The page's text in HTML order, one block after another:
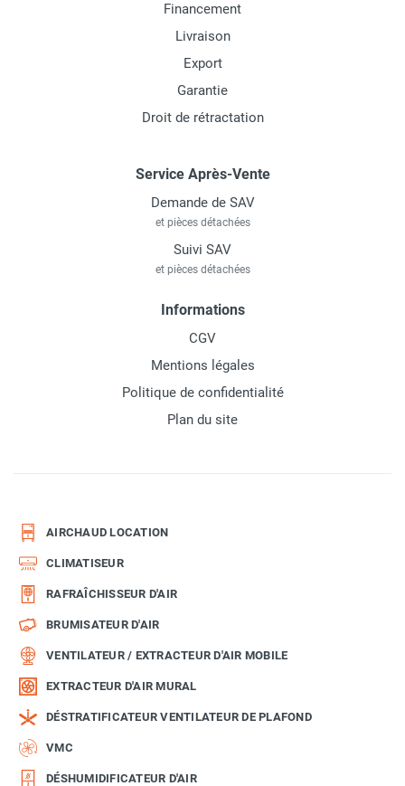
Financement
Livraison
Export
Garantie
Droit de rétractation
Service Après-Vente
Demande de SAV
et pièces détachées
Suivi SAV
et pièces détachées
Informations
CGV
Mentions légales
Politique de confidentialité
Plan du site
AIRCHAUD LOCATION
CLIMATISEUR
RAFRAÎCHISSEUR D'AIR
BRUMISATEUR D'AIR
VENTILATEUR / EXTRACTEUR D'AIR MOBILE
EXTRACTEUR D'AIR MURAL
DÉSTRATIFICATEUR VENTILATEUR DE PLAFOND
VMC
DÉSHUMIDIFICATEUR D'AIR